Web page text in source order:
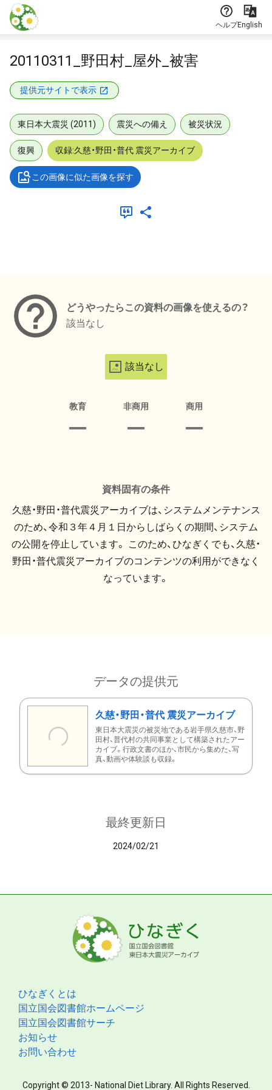
本文に飛ぶ
ヘルプEnglish
20110311_野田村_屋外_被害
提供元サイトで表示
東日本大震災 (2011) 震災への備え 被災状況
復興 収録:久慈・野田・普代 震災アーカイブ
この画像に似た画像を探す
どうやったらこの資料の画像を使えるの？
該当なし
該当なし
教育 非商用 商用
資料固有の条件
久慈・野田・普代震災アーカイブは、システムメンテナンス
のため、令和３年４月１日からしばらくの期間、システム
の公開を停止しています。 このため、ひなぎくでも、久慈・
野田・普代震災アーカイブのコンテンツの利用ができなく
なっています。
データの提供元
久慈・野田・普代 震災アーカイブ
東日本大震災の被災地である岩手県久慈市、野
田村、普代村の共同事業として構築されたアー
カイブ。行政文書のほか、市民から集めた、写
真、動画や体験談も収録。
最終更新日
2024/02/21
ひなぎくとは
国立国会図書館ホームページ
国立国会図書館サーチ
お知らせ
お問い合わせ
Copyright © 2013- National Diet Library. All Rights Reserved.